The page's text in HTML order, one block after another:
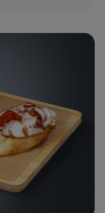
Овощи на
К
Соленья